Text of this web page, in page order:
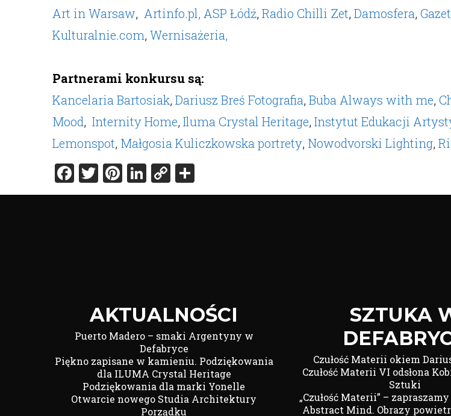
Art in Warsaw, Artinfo.pl, ASP Łódź, Radio Chilli Zet, Damosfera,
Kulturalnie.com, Wernisażeria,
Partnerami konkursu są:
Kancelaria Bartosiak, Dariusz Breś Fotografia, Buba Always with me,
Mood, Internity Home, Iluma Crystal Heritage, Instytut Edukacji
Lemonspot, Małgosia Kuliczkowska portrety, Nowodvorski Lighting,
Facebook
Twitter
Pinterest
LinkedIn
Copy
Link
AKTUALNOŚCI
Puerto Madero – smaki Argentyny w
Defabryce
Piękno zapisane w kamieniu. Podziękowania
dla ILUMA Crystal Heritage
Podziękowania dla marki Yonelle
Otwarcie nowego Studia Architektury
Porządku
SZTUKA
Czułość Materii okiem
Czułość Materii VI odsłona
Sztuki
„Czułość Materii” –
Abstract Mind. Obrazy